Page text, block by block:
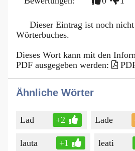
Dieser Eintrag ist noch
Wörterbuches.
Dieses Wort kann mit den
PDF ausgegeben werden:
Ähnliche Wörter
Lad +2 Lade
lauta +1 leati